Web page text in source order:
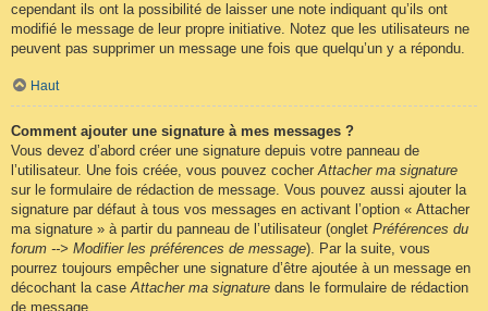
cependant ils ont la possibilité de laisser une note indiquant qu’ils ont
modifié le message de leur propre initiative. Notez que les utilisateurs ne
peuvent pas supprimer un message une fois que quelqu’un y a répondu.
Haut
Comment ajouter une signature à mes messages ?
Vous devez d’abord créer une signature depuis votre panneau de
l’utilisateur. Une fois créée, vous pouvez cocherAttacher ma signature
sur le formulaire de rédaction de message. Vous pouvez aussi ajouter la
signature par défaut à tous vos messages en activant l’option « Attacher
ma signature » à partir du panneau de l’utilisateur (onglet Préférences du
forum --> Modifier les préférences de message). Par la suite, vous
pourrez toujours empêcher une signature d’être ajoutée à un message en
décochant la caseAttacher ma signature dans le formulaire de rédaction
de message.